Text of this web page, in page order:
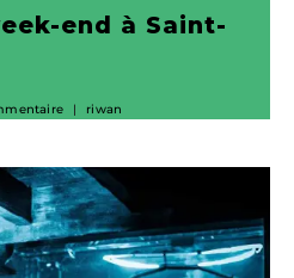
end à Saint-
riwan